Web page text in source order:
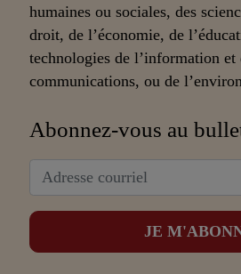
humaines ou sociales, des
droit, de l’économie, de
technologies de l’information et
communications, ou de
Abonnez-vous au